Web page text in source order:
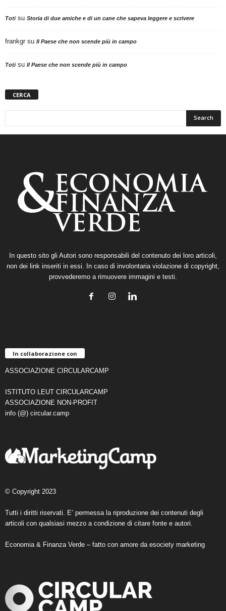
Totisu Storia di due amiche e di un cane che sapeva leggere e scrivere
frankgr su Il Paese che non scende più in campo
Totisu Il Paese che non scende più in campo
CERCA
In questo sito gli Autori sono responsabili del contenuto dei loro articoli,
non dei link inseriti in essi. In caso di involontaria violazione di copyright,
provvederemo a rimuovere immagini e testi.
In collaborazione con
ASSOCIAZIONE CIRCULARCAMP
ISTITUTO LEUT CIRCULARCAMP
ASSOCIAZIONE NON-PROFIT
info (@) circular.camp
© Copyright 2023
Tutti i diritti riservati. E’ permessa la riproduzione dei contenuti degli
articoli con qualsiasi mezzo a condizione di citare fonte e autori.
Economia & Finanza Verde – fatto con amore da esociety marketing